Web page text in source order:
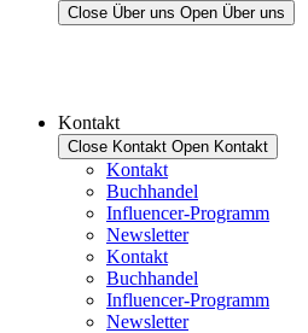
Close Über uns Open Über uns
Kontakt
Close Kontakt Open Kontakt
Kontakt
Buchhandel
Influencer-Programm
Newsletter
Kontakt
Buchhandel
Influencer-Programm
Newsletter